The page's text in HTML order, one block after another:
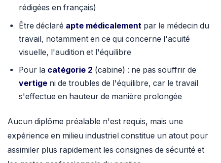
rédigées en français)
Être déclaré apte médicalement par le médecin du
travail, notamment en ce qui concerne l'acuité
visuelle, l'audition et l'équilibre
Pour la catégorie 2 (cabine) : ne pas souffrir de
vertigeni de troubles de l'équilibre, car le travail
s'effectue en hauteur de manière prolongée
Aucun diplôme préalable n'est requis, mais une
expérience en milieu industriel constitue un atout pour
assimiler plus rapidement les consignes de sécurité et